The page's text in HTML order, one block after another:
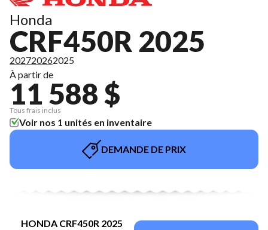
Honda
CRF450R 2025
202720262025
À partir de
11 588 $
Tous frais inclus
Voir nos 1 unités en inventaire
DEMANDE DE PRIX
HONDA CRF450R 2025